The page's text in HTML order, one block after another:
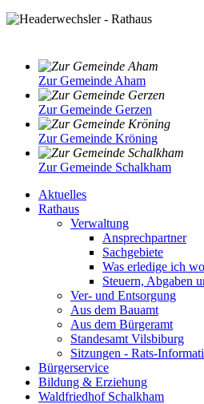
Zur Gemeinde Aham
Zur Gemeinde Gerzen
Zur Gemeinde Kröning
Zur Gemeinde Schalkham
Aktuelles
Rathaus
Verwaltung
Ansprechpartner
Sachgebiete
Was erledige ich
Steuern, Abgaben
Ver- und Entsorgung
Aus dem Bauamt
Aus dem Bürgeramt
Standesamt Vilsbiburg
Sitzungen - Rats-
Bürgerservice
Bildung & Erziehung
Waldfriedhof Schalkham